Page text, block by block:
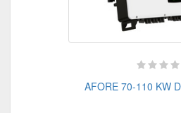
AFORE 70-110 KW